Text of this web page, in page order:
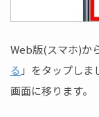
Web版(スマホ)か
る 」をタップし
画面に移ります。